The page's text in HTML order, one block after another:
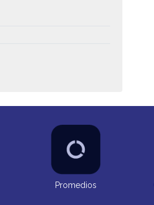
Promedios